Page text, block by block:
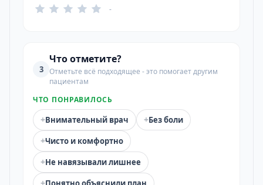
-
3
Что отметите?
Отметьте всё подходящее - это помогает другим
пациентам
ЧТО ПОНРАВИЛОСЬ
+Внимательный врач +Без боли
+Чисто и комфортно
+Не навязывали лишнее